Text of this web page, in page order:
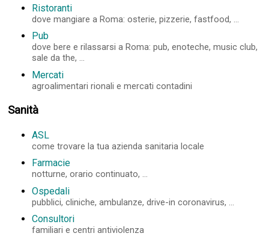
Ristoranti
dove mangiare a Roma: osterie, pizzerie, fastfood, ...
Pub
dove bere e rilassarsi a Roma: pub, enoteche, music club,
sale da the, ...
Mercati
agroalimentari rionali e mercati contadini
Sanità
ASL
come trovare la tua azienda sanitaria locale
Farmacie
notturne, orario continuato, ...
Ospedali
pubblici, cliniche, ambulanze, drive-in coronavirus, ...
Consultori
familiari e centri antiviolenza